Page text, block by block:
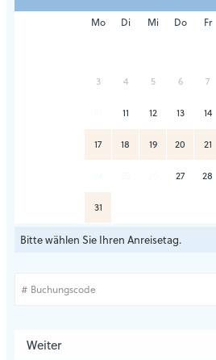
Mo Di Mi Do Fr
3 4 5 6 7
11 12 13 14
17 18 19 20 21
27 28
31
Bitte wählen Sie Ihren Anreisetag.
Weiter